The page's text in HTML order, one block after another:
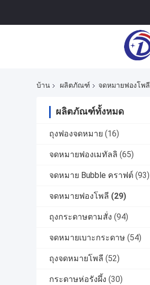
บ้าน ผลิตภัณฑ์ จดหมายฟองโพลี
ผลิตภัณฑ์ทั้งหมด
ถุงฟองจดหมาย (16)
จดหมายฟองเมทัลลิ (65)
จดหมาย Bubble คราฟต์ (93)
จดหมายฟองโพลี (29)
ถุงกระดาษตามสั่ง (94)
จดหมายเบาะกระดาษ (54)
ถุงจดหมายโพลี (52)
กระดาษห่อรังผึ้ง (30)